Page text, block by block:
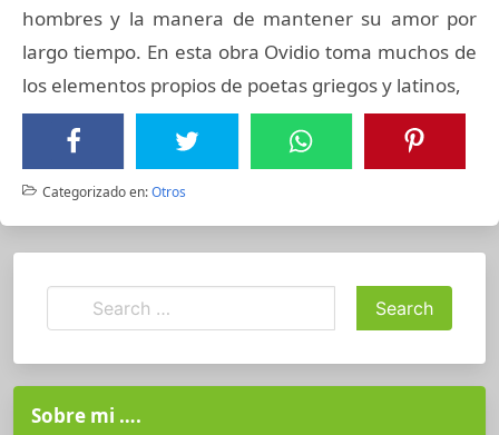
hombres y la manera de mantener su amor por
largo tiempo. En esta obra Ovidio toma muchos de
los elementos propios de poetas griegos y latinos,
Categorizado en:Otros
Sobre mi ….